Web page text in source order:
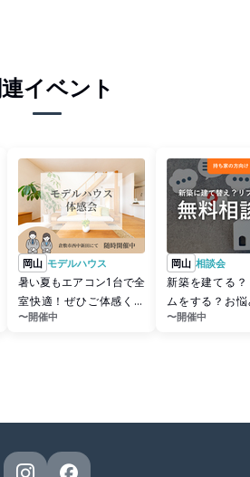
イベント
岡山 モデルハウス
暑い夏もエアコン1台で全
室快適！ぜひご体感くだ
さい｜モデルハウス体感
〜開催中
岡山 相談会
新築を建てる
ムをする？お
ひご相談くだ
〜開催中